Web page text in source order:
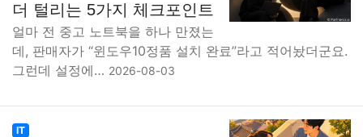
더 털리는 5가지 체크포인트
얼마 전 중고 노트북을 하나 만졌는
데, 판매자가 “윈도우10정품 설치 완료”라고 적어놨더군요.
그런데 설정에… 2026-08-03
IT